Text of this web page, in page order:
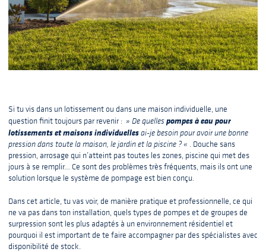
Si tu vis dans un lotissement ou dans une maison individuelle, une
question finit toujours par revenir : » De quellespompes à eau pour
lotissements et maisons individuellesai-je besoin pour avoir une bonne
pression dans toute la maison, le jardin et la piscine ? « . Douche sans
pression, arrosage qui n’atteint pas toutes les zones, piscine qui met des
jours à se remplir… Ce sont des problèmes très fréquents, mais ils ont une
solution lorsque le système de pompage est bien conçu.
Dans cet article, tu vas voir, de manière pratique et professionnelle, ce qui
ne va pas dans ton installation, quels types de pompes et de groupes de
surpression sont les plus adaptés à un environnement résidentiel et
pourquoi il est important de te faire accompagner par des spécialistes avec
disponibilité de stock.